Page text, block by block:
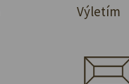
Výletím